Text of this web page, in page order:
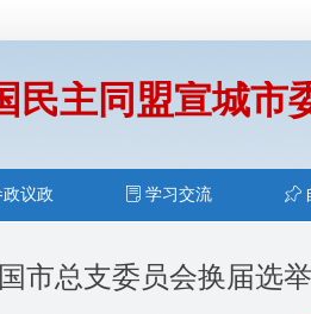
民主同盟宣城市
政议政 ꂓ 学习交流 ꁑ
市总支委员会换届选